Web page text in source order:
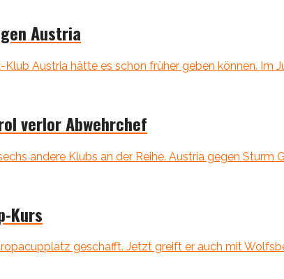
Austria
Austria hätte es schon früher geben können. Im
verlor Abwehrchef
andere Klubs an der Reihe. Austria gegen Sturm
Kurs
geschafft. Jetzt greift er auch mit